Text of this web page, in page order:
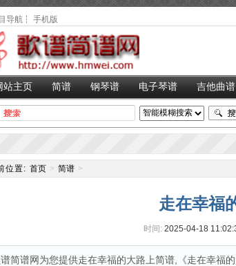
导航 ┆ 手机版
站主页 简谱 钢琴谱 电子琴谱 吉他曲谱
位置: 首页 > 简谱 >
走在幸福
时间: 2025-04-18
简谱网为您提供走在幸福的大路上简谱,《走在幸福